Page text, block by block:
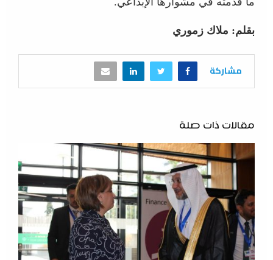
بقلم: ملاك زموري
مشاركة
مقالات ذات صلة